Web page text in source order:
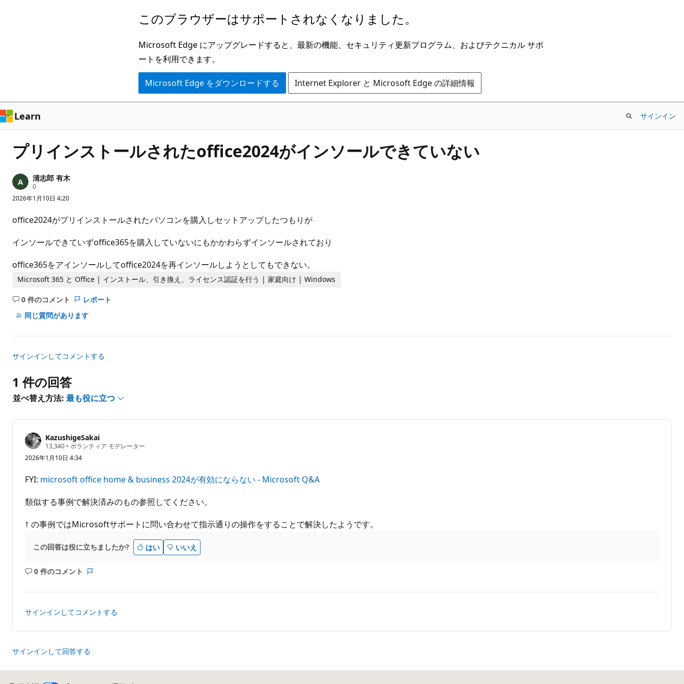
ン
ツ
に
プ
このブラウザーはサポートされなくなりました。
Microsoft Edge にアップグレードすると、最新の機能、セキュリティ更新プログラム、およびテクニカル サポ
ートを利用できます。
Microsoft Edge をダウンロードする Internet Explorer と Microsoft Edge の詳細情報
Learn サインイン
プリインストールされたoffice2024がインソールできていない
清志郎 有木
0評
価
の
イ
ン
2026年1月10日 4:20
office2024がプリインストールされたパソコンを購入しセットアップしたつもりが
インソールできていずoffice365を購入していないにもかかわらずインソールされており
office365をアインソールしてoffice2024を再インソールしようとしてもできない。
Microsoft 365 と Office | インストール、引き換え、ライセンス認証を行う | 家庭向け | Windows
0 件のコメント
コ
メ
ト
あ
ま
せ
ん
レポート
同じ質問があります
サインインしてコメントする
1 件の回答
並べ替え方法: 最も役に立つ
KazushigeSakai
13,340 評
価
の
イ
ン
• ボランティア モデレーター
2026年1月10日 4:34
FYI: microsoft office home & business 2024が有効にならない - Microsoft Q&A
類似する事例で解決済みのもの参照してください。
↑ の事例ではMicrosoftサポートに問い合わせて指示通りの操作をすることで解決したようです。
この回答は役に立ちましたか? はい いいえ
0 件のコメント
コ
ト
あ
ま
ん
ト
サインインしてコメントする
サインインして回答する